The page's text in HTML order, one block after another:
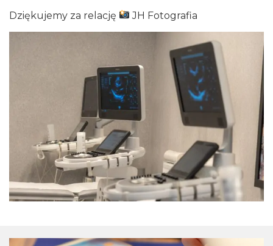
Dziękujemy za relację
JH Fotografia